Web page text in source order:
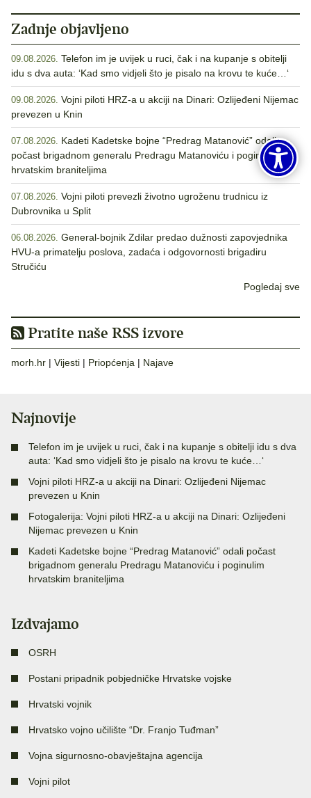
Zadnje objavljeno
09.08.2026. Telefon im je uvijek u ruci, čak i na kupanje s obitelji
idu s dva auta: ‘Kad smo vidjeli što je pisalo na krovu te kuće…‘
09.08.2026. Vojni piloti HRZ-a u akciji na Dinari: Ozlijeđeni Nijemac
prevezen u Knin
07.08.2026. Kadeti Kadetske bojne “Predrag Matanović” odali
počast brigadnom generalu Predragu Matanoviću i poginulim
hrvatskim braniteljima
07.08.2026. Vojni piloti prevezli životno ugroženu trudnicu iz
Dubrovnika u Split
06.08.2026. General-bojnik Zdilar predao dužnosti zapovjednika
HVU-a primatelju poslova, zadaća i odgovornosti brigadiru
Stručiću
Pogledaj sve
Pratite naše RSS izvore
morh.hr | Vijesti | Priopćenja | Najave
Najnovije
Telefon im je uvijek u ruci, čak i na kupanje s obitelji idu s dva
auta: ‘Kad smo vidjeli što je pisalo na krovu te kuće…‘
Vojni piloti HRZ-a u akciji na Dinari: Ozlijeđeni Nijemac
prevezen u Knin
Fotogalerija: Vojni piloti HRZ-a u akciji na Dinari: Ozlijeđeni
Nijemac prevezen u Knin
Kadeti Kadetske bojne “Predrag Matanović” odali počast
brigadnom generalu Predragu Matanoviću i poginulim
hrvatskim braniteljima
Izdvajamo
OSRH
Postani pripadnik pobjedničke Hrvatske vojske
Hrvatski vojnik
Hrvatsko vojno učilište “Dr. Franjo Tuđman”
Vojna sigurnosno-obavještajna agencija
Vojni pilot